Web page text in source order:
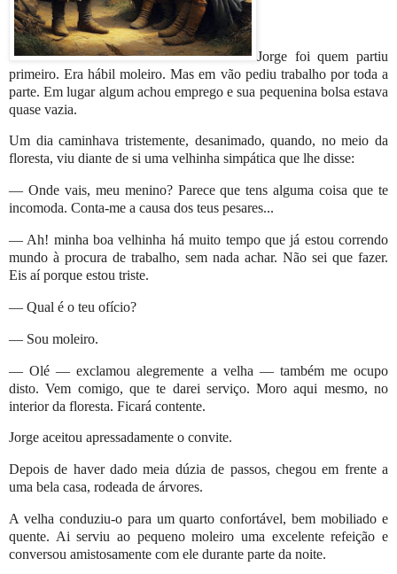
Jorge foi quem partiu
primeiro. Era hábil moleiro. Mas em vão pediu trabalho por toda a
parte. Em lugar algum achou emprego e sua pequenina bolsa estava
quase vazia.
Um dia caminhava tristemente, desanimado, quando, no meio da
floresta, viu diante de si uma velhinha simpática que lhe disse:
— Onde vais, meu menino? Parece que tens alguma coisa que te
incomoda. Conta-me a causa dos teus pesares...
— Ah! minha boa velhinha há muito tempo que já estou correndo
mundo à procura de trabalho, sem nada achar. Não sei que fazer.
Eis aí porque estou triste.
— Qual é o teu ofício?
— Sou moleiro.
— Olé — exclamou alegremente a velha — também me ocupo
disto. Vem comigo, que te darei serviço. Moro aqui mesmo, no
interior da floresta. Ficará contente.
Jorge aceitou apressadamente o convite.
Depois de haver dado meia dúzia de passos, chegou em frente a
uma bela casa, rodeada de árvores.
A velha conduziu-o para um quarto confortável, bem mobiliado e
quente. Ai serviu ao pequeno moleiro uma excelente refeição e
conversou amistosamente com ele durante parte da noite.